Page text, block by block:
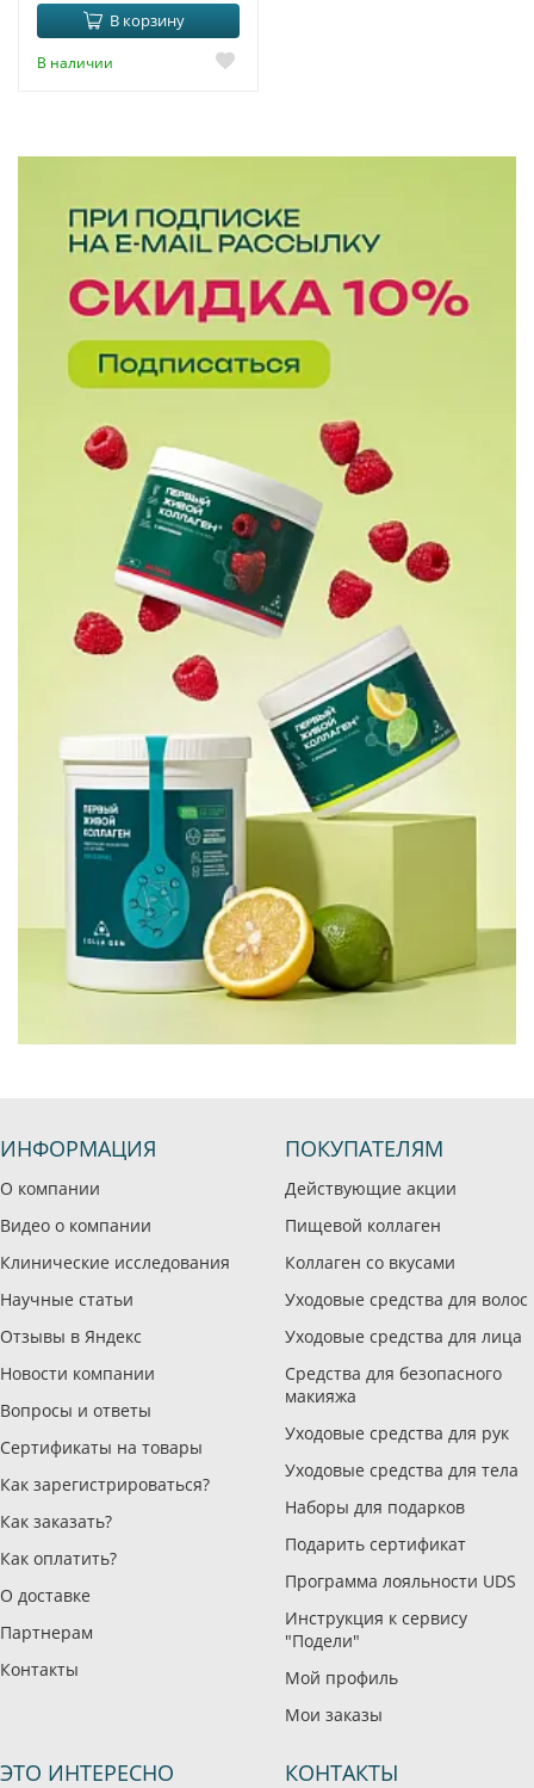
В корзину
В наличии
ИНФОРМАЦИЯ
О компании
Видео о компании
Клинические исследования
Научные статьи
Отзывы в Яндекс
Новости компании
Вопросы и ответы
Сертификаты на товары
Как зарегистрироваться?
Как заказать?
Как оплатить?
О доставке
Партнерам
Контакты
ПОКУПАТЕЛЯМ
Действующие акции
Пищевой коллаген
Коллаген со вкусами
Уходовые средства для волос
Уходовые средства для лица
Средства для безопасного
макияжа
Уходовые средства для рук
Уходовые средства для тела
Наборы для подарков
Подарить сертификат
Программа лояльности UDS
Инструкция к сервису
"Подели"
Мой профиль
Мои заказы
ЭТО ИНТЕРЕСНО КОНТАКТЫ